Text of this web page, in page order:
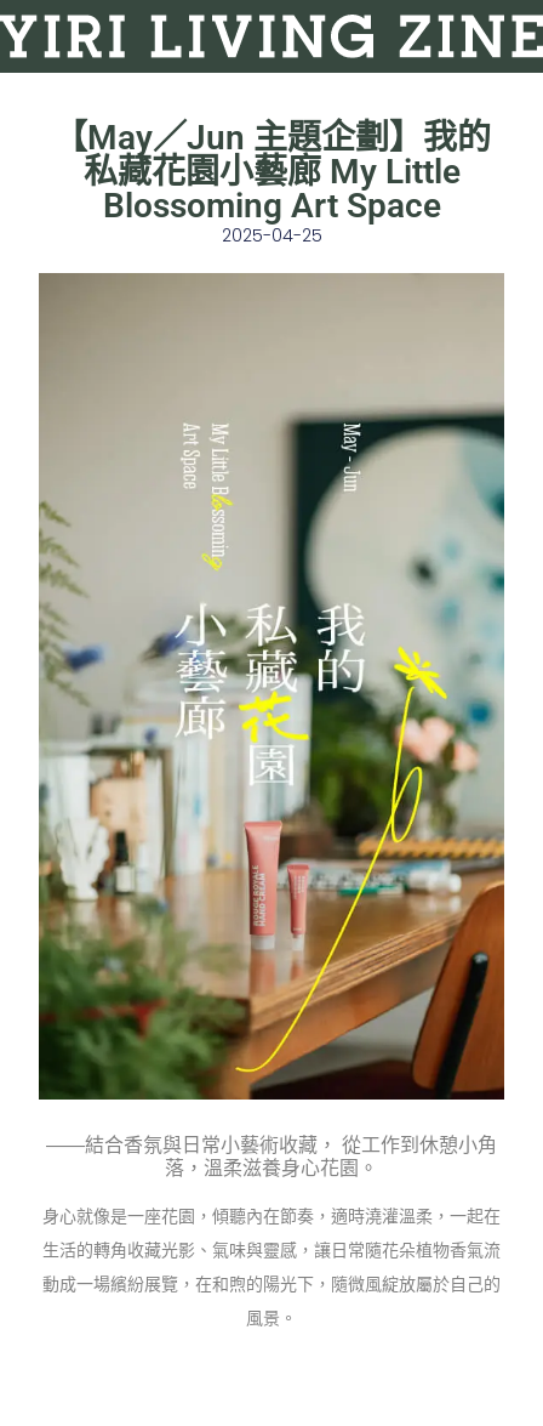
【May／Jun 主題企劃】我的
私藏花園⼩藝廊 My Little
Blossoming Art Space
2025-04-25
――結合香氛與⽇常⼩藝術收藏， 從⼯作到休憩⼩⾓
落，溫柔滋養身心花園。
身心就像是一座花園，傾聽內在節奏，適時澆灌溫柔，一起在
生活的轉⾓收藏光影、氣味與靈感，讓⽇常隨花朵植物香氣流
動成一場繽紛展覽，在和煦的陽光下，隨微風綻放屬於自己的
風景。